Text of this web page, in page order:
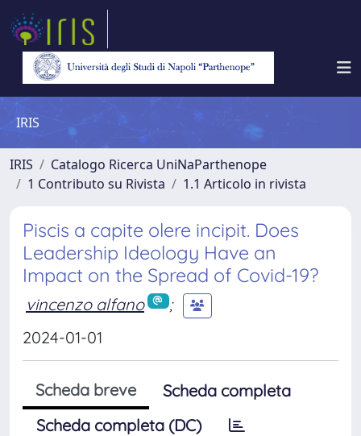
IRIS
IRIS
Catalogo Ricerca UniNaParthenope
1 Contributo su Rivista
1.1 Articolo in rivista
Piscis a capite olere incipit. Does
Leadership Ideology Have an
Impact on the Spread of Covid-19?
vincenzo alfano
;
2024-01-01
Scheda breve
Scheda completa
Scheda completa (DC)